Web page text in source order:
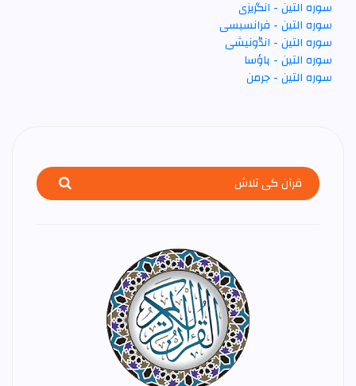
سورہ التين - انگریزی
سورہ التين - فرانسیسی
سورہ التين - انڈونیشی
سورہ التين - ہاؤسا
سورہ التين - جرمن